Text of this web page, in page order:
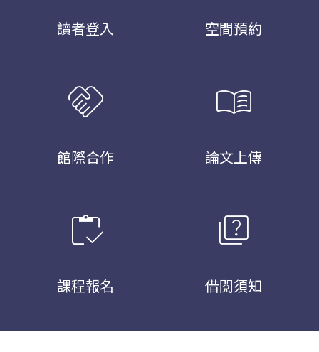
讀者登入 空間預約
handshake
館際合作
menu_book
論文上傳
inventory
課程報名
quiz
借閱須知